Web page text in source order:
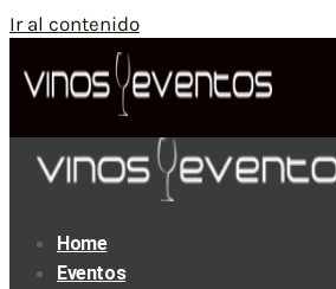
Ir al contenido
Home
Eventos